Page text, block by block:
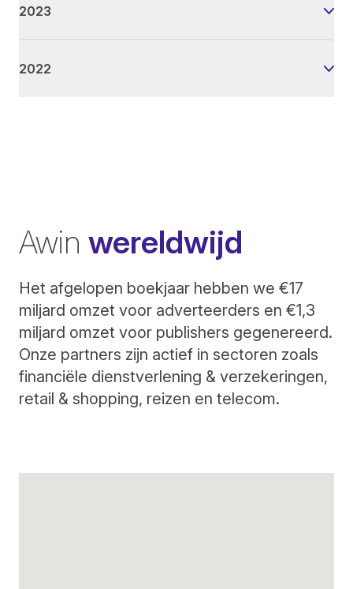
2023
2022
Awin wereldwijd
Het afgelopen boekjaar hebben we €17
miljard omzet voor adverteerders en €1,3
miljard omzet voor publishers gegenereerd.
Onze partners zijn actief in sectoren zoals
financiële dienstverlening & verzekeringen,
retail & shopping, reizen en telecom.